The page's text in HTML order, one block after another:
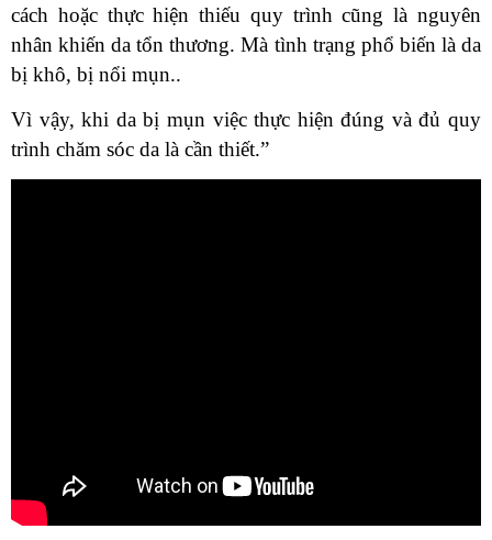
cách hoặc thực hiện thiếu quy trình cũng là nguyên
nhân khiến da tổn thương. Mà tình trạng phổ biến là da
bị khô, bị nổi mụn..
Vì vậy, khi da bị mụn việc thực hiện đúng và đủ quy
trình chăm sóc da là cần thiết.”